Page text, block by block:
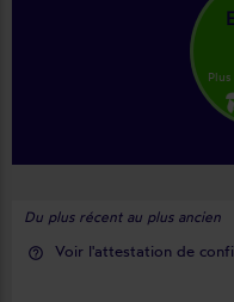
Du plus récent au plus ancien
help_outline Voir l'attestation de